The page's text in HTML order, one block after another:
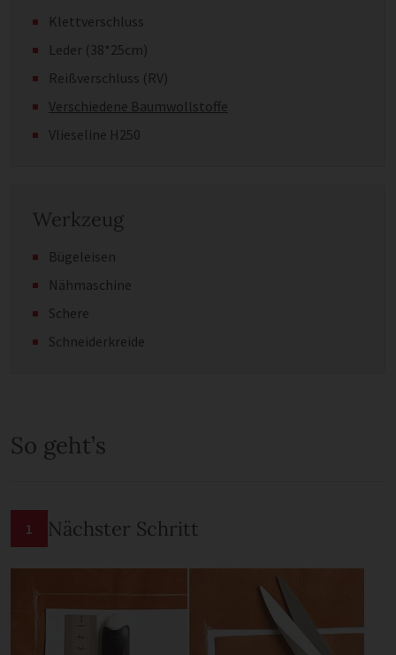
Klettverschluss
Leder (38*25cm)
Reißverschluss (RV)
Verschiedene Baumwollstoffe
Vlieseline H250
Werkzeug
Bügeleisen
Nähmaschine
Schere
Schneiderkreide
So geht’s
1 Nächster Schritt